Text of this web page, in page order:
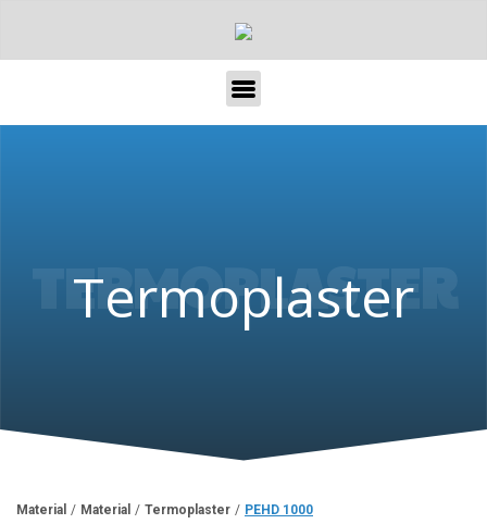
Termoplaster
TERMOPLASTER
Material Material Termoplaster PEHD 1000